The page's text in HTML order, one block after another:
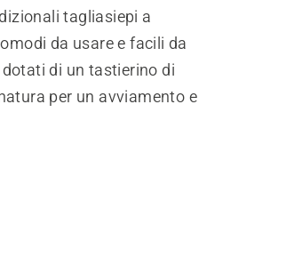
tagliasiepi a
da usare e facili da
di un tastierino di
per un avviamento e